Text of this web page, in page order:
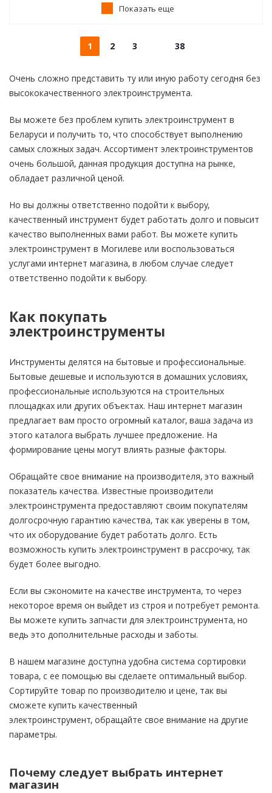
Показать еще
1 2 3 38
Очень сложно представить ту или иную работу сегодня без
высококачественного электроинструмента.
Вы можете без проблем купить электроинструмент в
Беларуси и получить то, что способствует выполнению
самых сложных задач. Ассортимент электроинструментов
очень большой, данная продукция доступна на рынке,
обладает различной ценой.
Но вы должны ответственно подойти к выбору,
качественный инструмент будет работать долго и повысит
качество выполненных вами работ. Вы можете купить
электроинструмент в Могилеве или воспользоваться
услугами интернет магазина, в любом случае следует
ответственно подойти к выбору.
Как покупать
электроинструменты
Инструменты делятся на бытовые и профессиональные.
Бытовые дешевые и используются в домашних условиях,
профессиональные используются на строительных
площадках или других объектах. Наш интернет магазин
предлагает вам просто огромный каталог, ваша задача из
этого каталога выбрать лучшее предложение. На
формирование цены могут влиять разные факторы.
Обращайте свое внимание на производителя, это важный
показатель качества. Известные производители
электроинструмента предоставляют своим покупателям
долгосрочную гарантию качества, так как уверены в том,
что их оборудование будет работать долго. Есть
возможность купить электроинструмент в рассрочку, так
будет более выгодно.
Если вы сэкономите на качестве инструмента, то через
некоторое время он выйдет из строя и потребует ремонта.
Вы можете купить запчасти для электроинструмента, но
ведь это дополнительные расходы и заботы.
В нашем магазине доступна удобна система сортировки
товара, с ее помощью вы сделаете оптимальный выбор.
Сортируйте товар по производителю и цене, так вы
сможете купить качественный
электроинструмент, обращайте свое внимание на другие
параметры.
Почему следует выбрать интернет
магазин